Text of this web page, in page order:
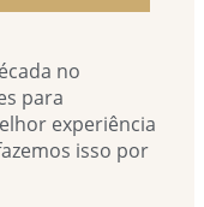
no
para
experiência
isso por